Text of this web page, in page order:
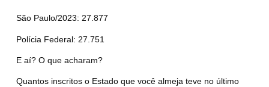
São Paulo/2023: 27.877
Polícia Federal: 27.751
E aí? O que acharam?
Quantos inscritos o Estado que você almeja teve no último